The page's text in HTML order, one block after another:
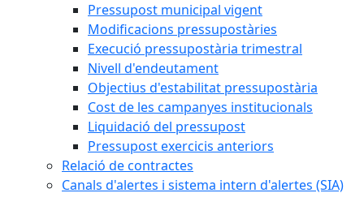
Pressupost municipal vigent
Modificacions pressupostàries
Execució pressupostària trimestral
Nivell d'endeutament
Objectius d'estabilitat pressupostària
Cost de les campanyes institucionals
Liquidació del pressupost
Pressupost exercicis anteriors
Relació de contractes
Canals d'alertes i sistema intern d'alertes (SIA)